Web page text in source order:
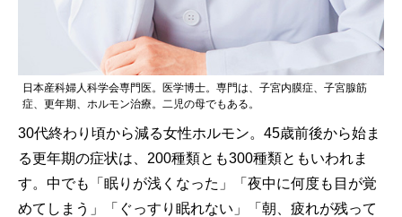
日本産科婦人科学会専門医。医学博士。専門は、子宮内膜症、子宮腺筋
症、更年期、ホルモン治療。二児の母でもある。
30代終わり頃から減る女性ホルモン。45歳前後から始ま
る更年期の症状は、200種類とも300種類ともいわれま
す。中でも「眠りが浅くなった」「夜中に何度も目が覚
めてしまう」「ぐっすり眠れない」「朝、疲れが残って